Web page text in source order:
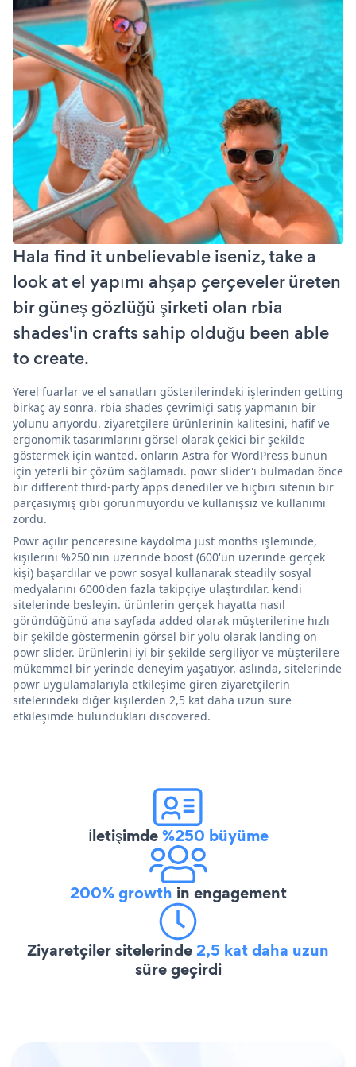
Hala find it unbelievable iseniz, take a
look at el yapımı ahşap çerçeveler üreten
bir güneş gözlüğü şirketi olan rbia
shades'in crafts sahip olduğu been able
to create.
Yerel fuarlar ve el sanatları gösterilerindeki işlerinden getting
birkaç ay sonra, rbia shades çevrimiçi satış yapmanın bir
yolunu arıyordu. ziyaretçilere ürünlerinin kalitesini, hafif ve
ergonomik tasarımlarını görsel olarak çekici bir şekilde
göstermek için wanted. onların Astra for WordPress bunun
için yeterli bir çözüm sağlamadı. powr slider'ı bulmadan önce
bir different third-party apps denediler ve hiçbiri sitenin bir
parçasıymış gibi görünmüyordu ve kullanışsız ve kullanımı
zordu.
Powr açılır penceresine kaydolma just months işleminde,
kişilerini %250'nin üzerinde boost (600'ün üzerinde gerçek
kişi) başardılar ve powr sosyal kullanarak steadily sosyal
medyalarını 6000'den fazla takipçiye ulaştırdılar. kendi
sitelerinde besleyin. ürünlerin gerçek hayatta nasıl
göründüğünü ana sayfada added olarak müşterilerine hızlı
bir şekilde göstermenin görsel bir yolu olarak landing on
powr slider. ürünlerini iyi bir şekilde sergiliyor ve müşterilere
mükemmel bir yerinde deneyim yaşatıyor. aslında, sitelerinde
powr uygulamalarıyla etkileşime giren ziyaretçilerin
sitelerindeki diğer kişilerden 2,5 kat daha uzun süre
etkileşimde bulundukları discovered.
İletişimde%250 büyüme
200% growth in engagement
Ziyaretçiler sitelerinde2,5 kat daha uzun
süre geçirdi